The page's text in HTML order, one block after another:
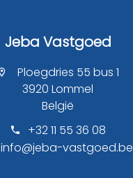
Jeba Vastgoed
Ploegdries 55 bus 1
3920 Lommel
België
+32 11 55 36 08
info@jeba-vastgoed.be